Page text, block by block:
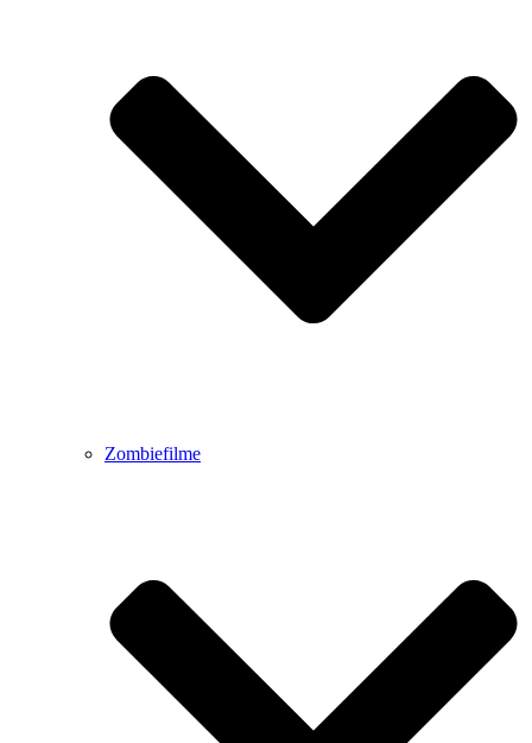
Zombiefilme